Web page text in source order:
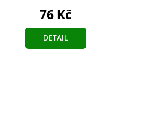
76 Kč
DETAIL